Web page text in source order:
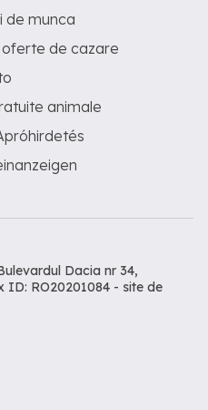
de munca
oferte de cazare
animale
Dacia nr 34,
ID: RO20201084 - site de